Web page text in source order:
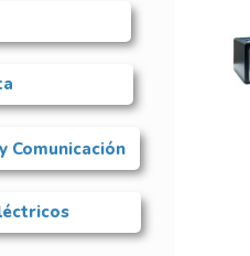
Comunicación